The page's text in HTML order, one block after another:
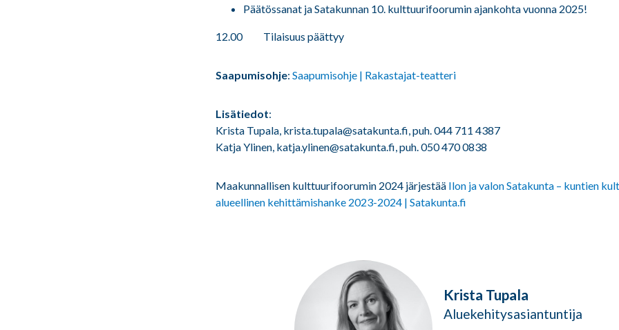
Päätössanat ja Satakunnan 10. kulttuurifoorumin ajankohta vuonna 2025!
12.00 Tilaisuus päättyy
Saapumisohje: Saapumisohje | Rakastajat-teatteri
Lisätiedot:
Krista Tupala, krista.tupala@satakunta.fi, puh. 044 711 4387
Katja Ylinen, katja.ylinen@satakunta.fi, puh. 050 470 0838
Maakunnallisen kulttuurifoorumin 2024 järjestää Ilon ja valon Satakunta – kuntien
alueellinen kehittämishanke 2023-2024 | Satakunta.fi
Krista Tupala
Aluekehitysasiantuntija